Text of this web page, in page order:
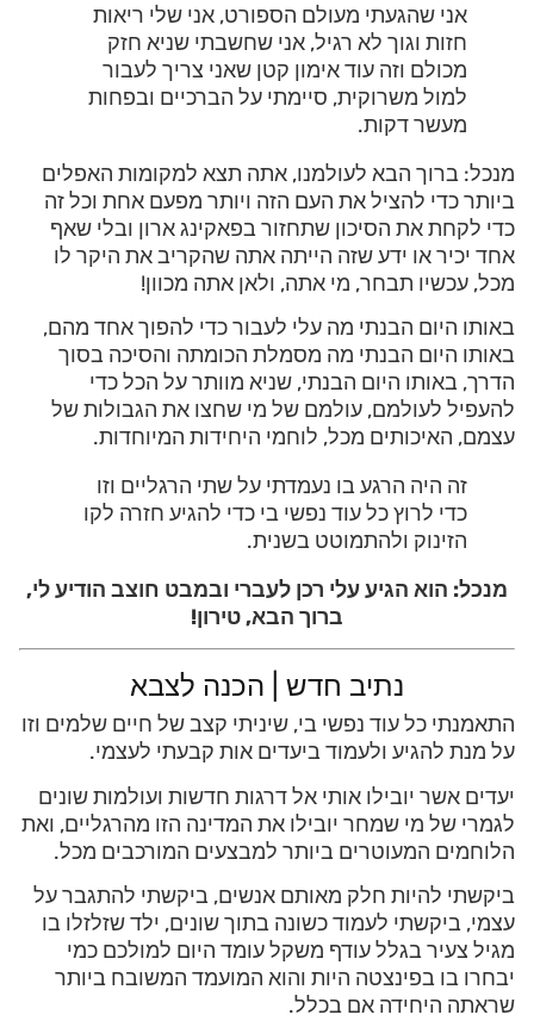
אני שהגעתי מעולם הספורט, אני שלי ריאות
חזות וגוך לא רגיל, אני שחשבתי שניא חזק
מכולם וזה עוד אימון קטן שאני צריך לעבור
למול משרוקית, סיימתי על הברכיים ובפחות
מעשר דקות.
מנכל: ברוך הבא לעולמנו, אתה תצא למקומות האפלים
ביותר כדי להציל את העם הזה ויותר מפעם אחת וכל זה
כדי לקחת את הסיכון שתחזור בפאקינג ארון ובלי שאף
אחד יכיר או ידע שזה הייתה אתה שהקריב את היקר לו
מכל, עכשיו תבחר, מי אתה, ולאן אתה מכוון!
באותו היום הבנתי מה עלי לעבור כדי להפוך אחד מהם,
באותו היום הבנתי מה מסמלת הכומתה והסיכה בסוך
הדרך, באותו היום הבנתי, שניא מוותר על הכל כדי
להעפיל לעולמם, עולמם של מי שחצו את הגבולות של
עצמם, האיכותים מכל, לוחמי היחידות המיוחדות.
זה היה הרגע בו נעמדתי על שתי הרגליים וזו
כדי לרוץ כל עוד נפשי בי כדי להגיע חזרה לקו
הזינוק ולהתמוטט בשנית.
מנכל: הוא הגיע עלי רכן לעברי ובמבט חוצב הודיע לי,
ברוך הבא, טירון!
נתיב חדש | הכנה לצבא
התאמנתי כל עוד נפשי בי, שיניתי קצב של חיים שלמים וזו
על מנת להגיע ולעמוד ביעדים אות קבעתי לעצמי.
יעדים אשר יובילו אותי אל דרגות חדשות ועולמות שונים
לגמרי של מי שמחר יובילו את המדינה הזו מהרגליים, ואת
הלוחמים המעוטרים ביותר למבצעים המורכבים מכל.
ביקשתי להיות חלק מאותם אנשים, ביקשתי להתגבר על
עצמי, ביקשתי לעמוד כשונה בתוך שונים, ילד שזלזלו בו
מגיל צעיר בגלל עודף משקל עומד היום למולכם כמי
יבחרו בו בפינצטה היות והוא המועמד המשובח ביותר
שראתה היחידה אם בכלל.